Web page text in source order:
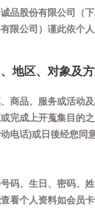
品股份有限公司（
限公司）谨此依个
地区、对象及
商品、服务或活动
完成上开蒐集目的
电话)或日後经您
码、生日、密码、
看个人资料如会员